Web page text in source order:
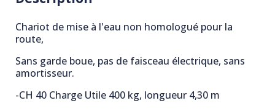
Chariot de mise à l'eau non homologué pour la
route,
Sans garde boue, pas de faisceau électrique, sans
amortisseur.
-CH 40 Charge Utile 400 kg, longueur 4,30 m